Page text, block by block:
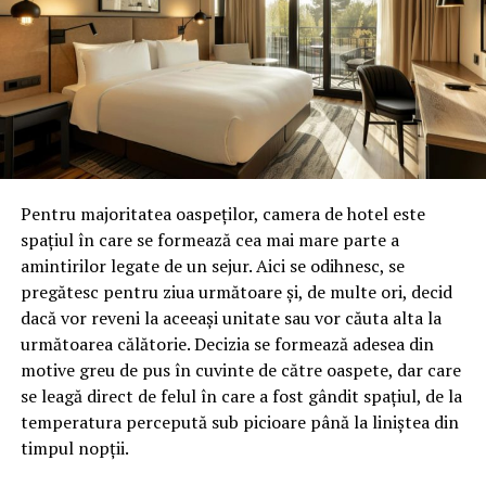
ARTICOLE PE ACEIASI TEMA: PRIMA
URMATORUL
Model de administratie liberala- Filipestii de Padure –
Prahova/Falsuri, abuzuri, delapidari, distractii la mare si
nu numai, totul pe banii publici/Clanul Sportivilor (I)
NU RATATI
Model de administratie liberala/UN NOU INCENDIU, IERI
SEARA, LA GROAPA DE GUNOI DIN ARICESTII RAHTIVANI, la
firma unde candidatul PNL la Primaria ARICESTII
RAHTIVANI – Mihai Viorica – este agent IMOBILIAR (II)
Pentru majoritatea oaspeților, camera de hotel este
spațiul în care se formează cea mai mare parte a
amintirilor legate de un sejur. Aici se odihnesc, se
pregătesc pentru ziua următoare și, de multe ori, decid
dacă vor reveni la aceeași unitate sau vor căuta alta la
următoarea călătorie. Decizia se formează adesea din
motive greu de pus în cuvinte de către oaspete, dar care
se leagă direct de felul în care a fost gândit spațiul, de la
temperatura percepută sub picioare până la liniștea din
timpul nopții.